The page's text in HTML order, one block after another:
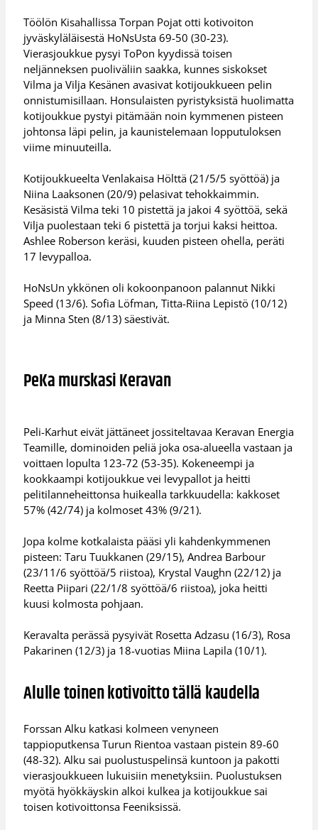
Töölön Kisahallissa Torpan Pojat otti kotivoiton
jyväskyläläisestä HoNsUsta 69-50 (30-23).
Vierasjoukkue pysyi ToPon kyydissä toisen
neljänneksen puoliväliin saakka, kunnes siskokset
Vilma ja Vilja Kesänen avasivat kotijoukkueen pelin
onnistumisillaan. Honsulaisten pyristyksistä huolimatta
kotijoukkue pystyi pitämään noin kymmenen pisteen
johtonsa läpi pelin, ja kaunistelemaan lopputuloksen
viime minuuteilla.
Kotijoukkueelta Venlakaisa Hölttä (21/5/5 syöttöä) ja
Niina Laaksonen (20/9) pelasivat tehokkaimmin.
Kesäsistä Vilma teki 10 pistettä ja jakoi 4 syöttöä, sekä
Vilja puolestaan teki 6 pistettä ja torjui kaksi heittoa.
Ashlee Roberson keräsi, kuuden pisteen ohella, peräti
17 levypalloa.
HoNsUn ykkönen oli kokoonpanoon palannut Nikki
Speed (13/6). Sofia Löfman, Titta-Riina Lepistö (10/12)
ja Minna Sten (8/13) säestivät.
PeKa murskasi Keravan
Peli-Karhut eivät jättäneet jossiteltavaa Keravan Energia
Teamille, dominoiden peliä joka osa-alueella vastaan ja
voittaen lopulta 123-72 (53-35). Kokeneempi ja
kookkaampi kotijoukkue vei levypallot ja heitti
pelitilanneheittonsa huikealla tarkkuudella: kakkoset
57% (42/74) ja kolmoset 43% (9/21).
Jopa kolme kotkalaista pääsi yli kahdenkymmenen
pisteen: Taru Tuukkanen (29/15), Andrea Barbour
(23/11/6 syöttöä/5 riistoa), Krystal Vaughn (22/12) ja
Reetta Piipari (22/1/8 syöttöä/6 riistoa), joka heitti
kuusi kolmosta pohjaan.
Keravalta perässä pysyivät Rosetta Adzasu (16/3), Rosa
Pakarinen (12/3) ja 18-vuotias Miina Lapila (10/1).
Alulle toinen kotivoitto tällä kaudella
Forssan Alku katkasi kolmeen venyneen
tappioputkensa Turun Rientoa vastaan pistein 89-60
(48-32). Alku sai puolustuspelinsä kuntoon ja pakotti
vierasjoukkueen lukuisiin menetyksiin. Puolustuksen
myötä hyökkäyskin alkoi kulkea ja kotijoukkue sai
toisen kotivoittonsa Feeniksissä.